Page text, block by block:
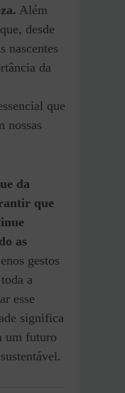
Além
desde
nascentes
da
que
nossas
da
que
as
gestos
a
esse
significa
um futuro